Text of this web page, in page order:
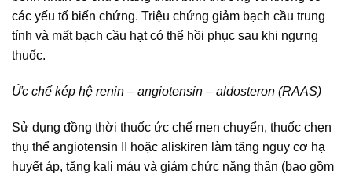
các yếu tố biến chứng. Triệu chứng giảm bạch cầu trung
tính và mất bạch cầu hạt có thể hồi phục sau khi ngưng
thuốc.
Ức chế kép hệ renin – angiotensin – aldosteron (RAAS)
Sử dụng đồng thời thuốc ức chế men chuyển, thuốc chẹn
thụ thể angiotensin II hoặc aliskiren làm tăng nguy cơ hạ
huyết áp, tăng kali máu và giảm chức năng thận (bao gồm